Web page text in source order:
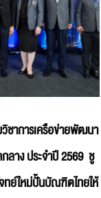
ชาการเครือข่ายพัฒนา
าง ประจำปี 2569 ชู
ทย์ใหม่ปั้นบัณฑิตไทยให้